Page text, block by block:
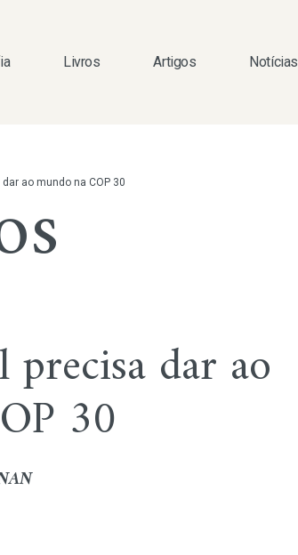
Livros Artigos Notícias
ao mundo na COP 30
dar ao
30